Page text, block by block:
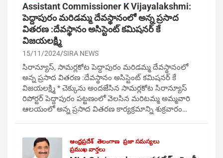
Assistant Commissioner K Vijayalakshmi:
పెద్దాపురం మరిడమ్మ దేవస్థానంలో అన్న ప్రసాద
వితరణ :దేవస్థానం అసిస్టెంట్ కమిషనర్ కే
విజయలక్ష్మి
15/11/2024 SIRA NEWS
సిరాన్యూస్, సామర్లకోట పెద్దాపురం మరిడమ్మ దేవస్థానంలో
అన్న ప్రసాద వితరణ :దేవస్థానం అసిస్టెంట్ కమిషనర్ కే
విజయలక్ష్మి * చెక్కును అందజేసిన సామర్లకోట సిరాన్యూస్
రిపోర్టర్ పెద్దాపురం పట్టణంలో వెలసిన మరిటమ్మ అమ్మవారి
ఆలయంలో అన్న ప్రసాద వితరణ కార్యక్రమాన్ని శుక్రవారం…
ఆంధ్రప్రదేశ్ తెలంగాణ ప్రజా సమస్యలు
ప్రముఖ వార్తలు